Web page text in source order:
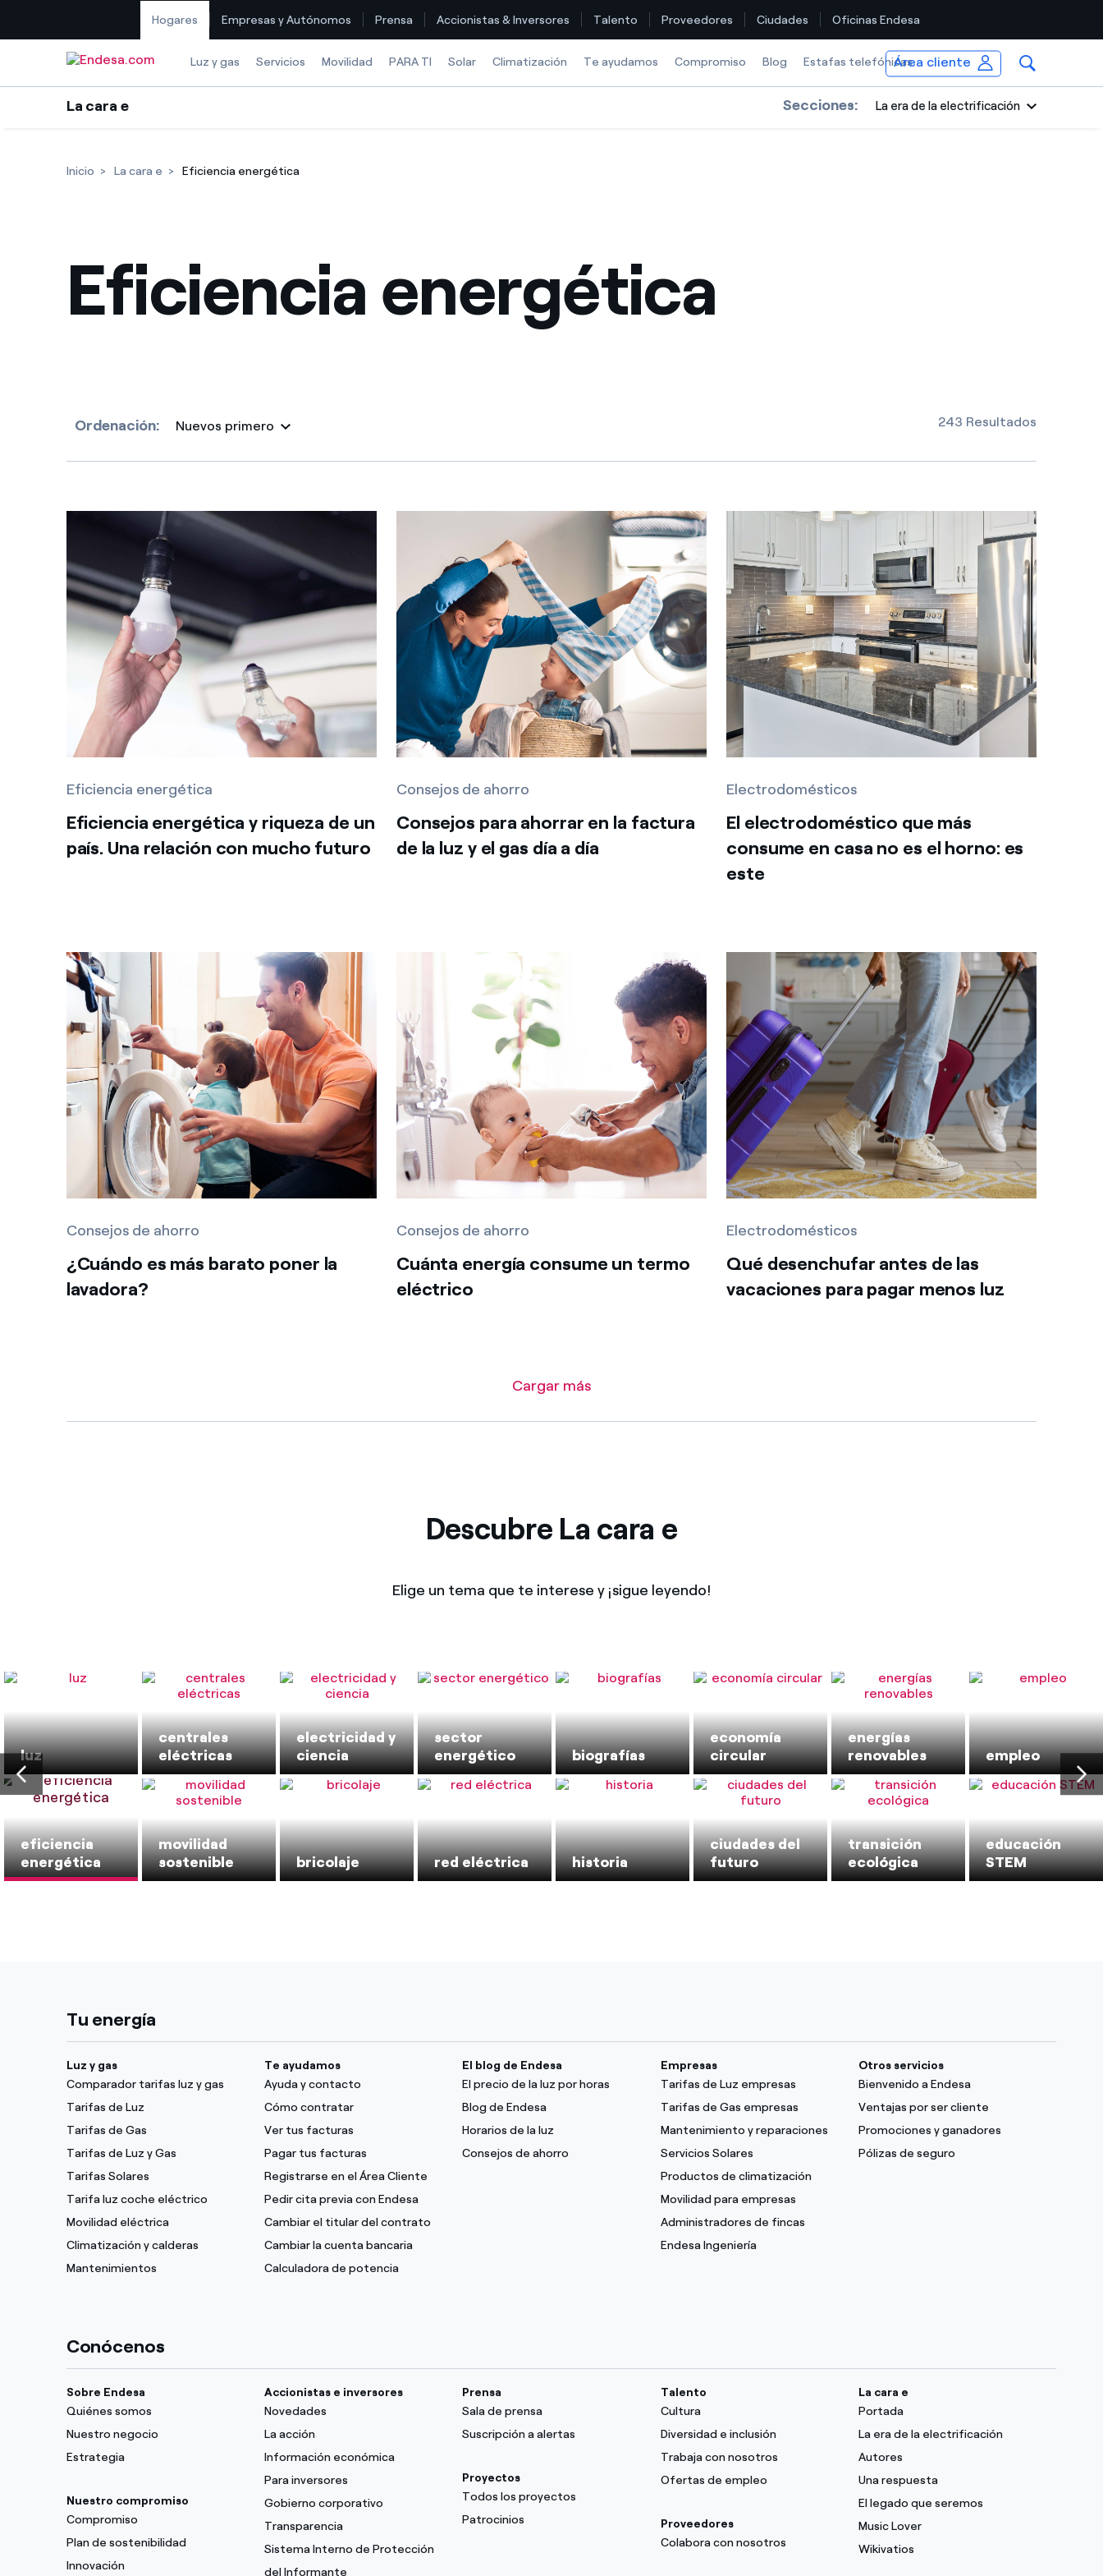
Hogares Empresas y Autónomos Prensa Accionistas & Inversores Talento Proveedores Ciudades Oficinas Endesa
Luz y gas Servicios Movilidad PARA TI Solar Climatización Te ayudamos Compromiso Blog Estafas telefónicasÁrea cliente
¿Cómo ver mis facturas de Endesa?
¿Cómo cambiar el titular del contrato?
La cara e Secciones: La era de la electrificación
Inicio La cara e Eficiencia energética
Eficiencia energética
Ordenación: Nuevos primero 243 Resultados
Eficiencia energética
Eficiencia energética y riqueza de un
país. Una relación con mucho futuro
Consejos de ahorro
Consejos para ahorrar en la factura
de la luz y el gas día a día
Electrodomésticos
El electrodoméstico que más
consume en casa no es el horno: es
este
Consejos de ahorro
¿Cuándo es más barato poner la
lavadora?
Consejos de ahorro
Cuánta energía consume un termo
eléctrico
Electrodomésticos
Qué desenchufar antes de las
vacaciones para pagar menos luz
Cargar más
Descubre La cara e
Elige un tema que te interese y ¡sigue leyendo!
luz
eficiencia
energética
centrales
eléctricas
movilidad
sostenible
electricidad y
ciencia
bricolaje
sector
energético
red eléctrica
biografías
historia
economía
circular
ciudades del
futuro
energías
renovables
transición
ecológica
empleo
educación
STEM
Tu energía
Luz y gas
Comparador tarifas luz y gas
Tarifas de Luz
Tarifas de Gas
Tarifas de Luz y Gas
Tarifas Solares
Tarifa luz coche eléctrico
Movilidad eléctrica
Climatización y calderas
Mantenimientos
Te ayudamos
Ayuda y contacto
Cómo contratar
Ver tus facturas
Pagar tus facturas
Registrarse en el Área Cliente
Pedir cita previa con Endesa
Cambiar el titular del contrato
Cambiar la cuenta bancaria
Calculadora de potencia
El blog de Endesa
El precio de la luz por horas
Blog de Endesa
Horarios de la luz
Consejos de ahorro
Empresas
Tarifas de Luz empresas
Tarifas de Gas empresas
Mantenimiento y reparaciones
Servicios Solares
Productos de climatización
Movilidad para empresas
Administradores de fincas
Endesa Ingeniería
Otros servicios
Bienvenido a Endesa
Ventajas por ser cliente
Promociones y ganadores
Pólizas de seguro
Conócenos
Sobre Endesa
Quiénes somos
Nuestro negocio
Estrategia
Nuestro compromiso
Compromiso
Plan de sostenibilidad
Innovación
Accionistas e inversores
Novedades
La acción
Información económica
Para inversores
Gobierno corporativo
Transparencia
Sistema Interno de Protección
del Informante
Prensa
Sala de prensa
Suscripción a alertas
Proyectos
Todos los proyectos
Patrocinios
Talento
Cultura
Diversidad e inclusión
Trabaja con nosotros
Ofertas de empleo
Proveedores
Colabora con nosotros
La cara e
Portada
La era de la electrificación
Autores
Una respuesta
El legado que seremos
Music Lover
Wikivatios